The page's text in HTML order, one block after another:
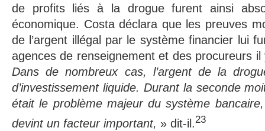
de profits liés à la drogue furent ainsi
économique. Costa déclara que les preuves
de l’argent illégal par le système financier lui
agences de renseignement et des procureurs
Dans de nombreux cas, l’argent de la
d’investissement liquide. Durant la seconde
était le problème majeur du système
devint un facteur important, » dit-il.23